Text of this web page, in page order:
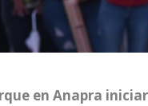
en Anapra